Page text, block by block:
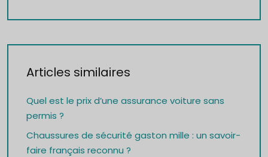
Articles similaires
Quel est le prix d’une assurance voiture sans
permis ?
Chaussures de sécurité gaston mille : un savoir-
faire français reconnu ?